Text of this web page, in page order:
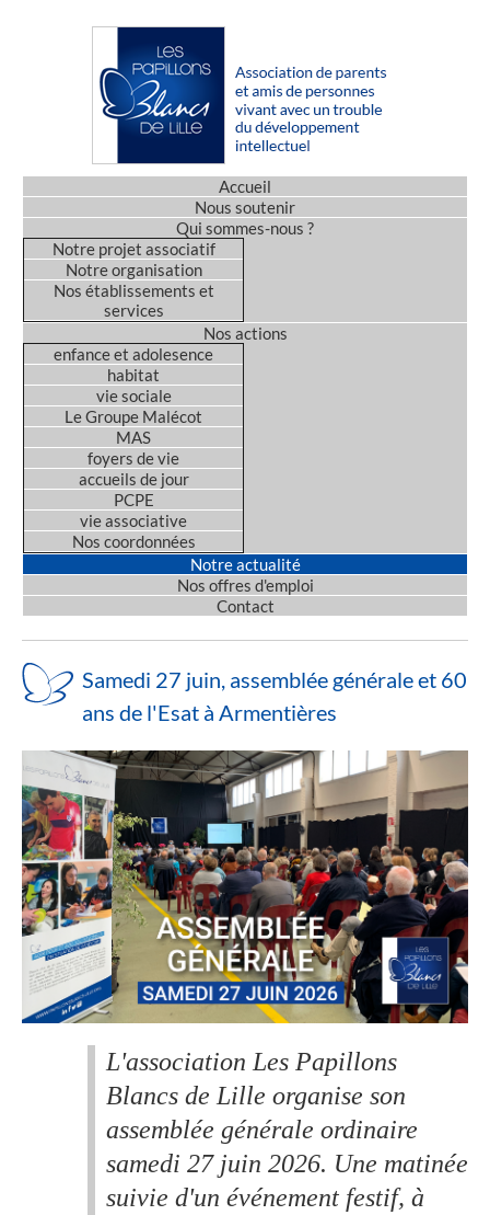
Accueil
Nous soutenir
Qui sommes-nous ?
Notre projet associatif
Notre organisation
Nos établissements et
services
Nos actions
enfance et adolesence
habitat
vie sociale
Le Groupe Malécot
MAS
foyers de vie
accueils de jour
PCPE
vie associative
Nos coordonnées
Notre actualité
Nos offres d'emploi
Contact
Samedi 27 juin, assemblée générale et 60
ans de l'Esat à Armentières
L'association Les Papillons
Blancs de Lille organise son
assemblée générale ordinaire
samedi 27 juin 2026. Une matinée
suivie d'un événement festif, à